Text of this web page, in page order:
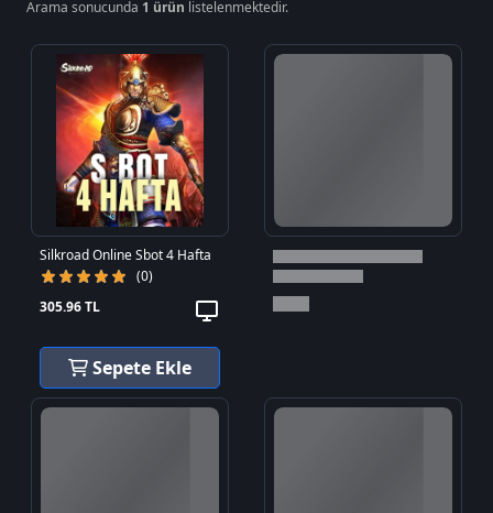
Arama sonucunda 1 ürün listelenmektedir.
Silkroad Online Sbot 4 Hafta
(0)
305.96 TL
Sepete Ekle